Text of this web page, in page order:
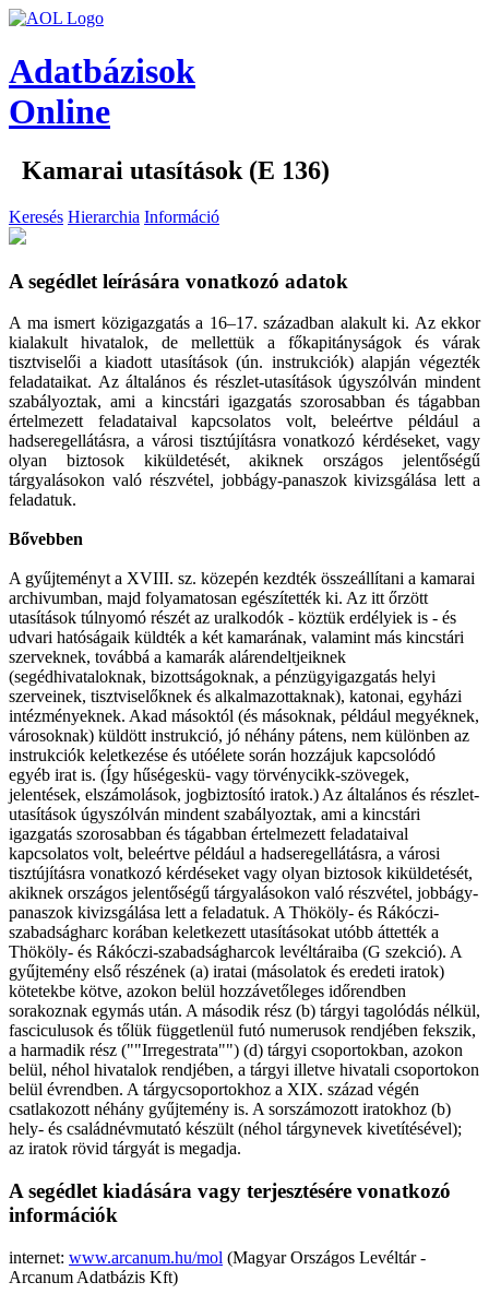
Adatbázisok
Online
Kamarai utasítások (E 136)
Keresés Hierarchia Információ
A segédlet leírására vonatkozó adatok
A ma ismert közigazgatás a 16–17. században alakult ki. Az ekkor
kialakult hivatalok, de mellettük a főkapitányságok és várak
tisztviselői a kiadott utasítások (ún. instrukciók) alapján végezték
feladataikat. Az általános és részlet-utasítások úgyszólván mindent
szabályoztak, ami a kincstári igazgatás szorosabban és tágabban
értelmezett feladataival kapcsolatos volt, beleértve például a
hadseregellátásra, a városi tisztújításra vonatkozó kérdéseket, vagy
olyan biztosok kiküldetését, akiknek országos jelentőségű
tárgyalásokon való részvétel, jobbágy-panaszok kivizsgálása lett a
feladatuk.
Bővebben
A gyűjteményt a XVIII. sz. közepén kezdték összeállítani a kamarai
archivumban, majd folyamatosan egészítették ki. Az itt őrzött
utasítások túlnyomó részét az uralkodók - köztük erdélyiek is - és
udvari hatóságaik küldték a két kamarának, valamint más kincstári
szerveknek, továbbá a kamarák alárendeltjeiknek
(segédhivataloknak, bizottságoknak, a pénzügyigazgatás helyi
szerveinek, tisztviselőknek és alkalmazottaknak), katonai, egyházi
intézményeknek. Akad másoktól (és másoknak, például megyéknek,
városoknak) küldött instrukció, jó néhány pátens, nem különben az
instrukciók keletkezése és utóélete során hozzájuk kapcsolódó
egyéb irat is. (Így hűségeskü- vagy törvénycikk-szövegek,
jelentések, elszámolások, jogbiztosító iratok.) Az általános és részlet-
utasítások úgyszólván mindent szabályoztak, ami a kincstári
igazgatás szorosabban és tágabban értelmezett feladataival
kapcsolatos volt, beleértve például a hadseregellátásra, a városi
tisztújításra vonatkozó kérdéseket vagy olyan biztosok kiküldetését,
akiknek országos jelentőségű tárgyalásokon való részvétel, jobbágy-
panaszok kivizsgálása lett a feladatuk. A Thököly- és Rákóczi-
szabadságharc korában keletkezett utasításokat utóbb áttették a
Thököly- és Rákóczi-szabadságharcok levéltáraiba (G szekció). A
gyűjtemény első részének (a) iratai (másolatok és eredeti iratok)
kötetekbe kötve, azokon belül hozzávetőleges időrendben
sorakoznak egymás után. A második rész (b) tárgyi tagolódás nélkül,
fasciculusok és tőlük függetlenül futó numerusok rendjében fekszik,
a harmadik rész (""Irregestrata"") (d) tárgyi csoportokban, azokon
belül, néhol hivatalok rendjében, a tárgyi illetve hivatali csoportokon
belül évrendben. A tárgycsoportokhoz a XIX. század végén
csatlakozott néhány gyűjtemény is. A sorszámozott iratokhoz (b)
hely- és családnévmutató készült (néhol tárgynevek kivetítésével);
az iratok rövid tárgyát is megadja.
A segédlet kiadására vagy terjesztésére vonatkozó
információk
internet: www.arcanum.hu/mol (Magyar Országos Levéltár -
Arcanum Adatbázis Kft)